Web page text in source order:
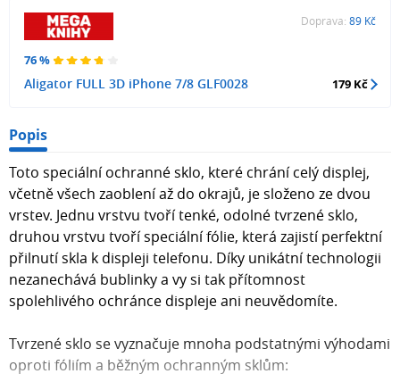
76 %
Aligator FULL 3D iPhone 7/8 GLF0028
Doprava: 89 Kč
179 Kč
Popis
Toto speciální ochranné sklo, které chrání celý displej,
včetně všech zaoblení až do okrajů, je složeno ze dvou
vrstev. Jednu vrstvu tvoří tenké, odolné tvrzené sklo,
druhou vrstvu tvoří speciální fólie, která zajistí perfektní
přilnutí skla k displeji telefonu. Díky unikátní technologii
nezanechává bublinky a vy si tak přítomnost
spolehlivého ochránce displeje ani neuvědomíte.
Tvrzené sklo se vyznačuje mnoha podstatnými výhodami
oproti fóliím a běžným ochranným sklům: